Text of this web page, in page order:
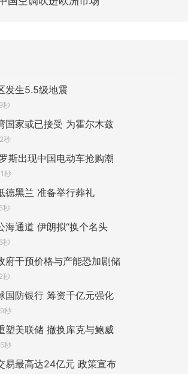
发生5.5级地震
秒
国家或已接受 为霍尔木兹
秒
斯出现中国电动车抢购潮
秒
德黑兰 准备举行葬礼
秒
海通道 伊朗拟“换个名头
秒
府干预价格与产能恐加剧储
秒
国防银行 筹资千亿元强化
秒
塑美联储 撤换库克与鲍威
秒
易最高达24亿元 政策宣布